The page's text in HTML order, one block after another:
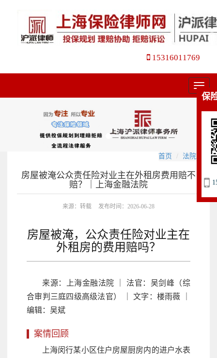
15316011769
菜
单
首页 法院观点
房屋被淹公众责任险对业主在外租房费用赔不
赔？｜上海金融法院
来源：转载 发布时间：2026-06-28
房屋被淹，公众责任险对业主在
外租房的费用赔吗？
来源：上海金融法院 ｜ 法官：吴剑峰（综
合审判三庭四级高级法官） ｜ 文字：楼雨薇 ｜
编辑：吴斌
案情回顾
上海闵行某小区住户房屋厨房内的进户水表
保